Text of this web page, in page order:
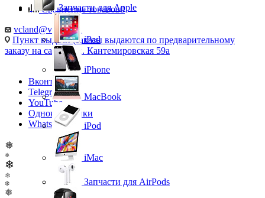
Сравнение товаров0
vcland@vcland.ru
Пункт выдачи (заказы выдаются по предварительному
заказу на сайте), ул. Кантемировская 59а
Вконтакте
Telegram
YouTube
Одноклассники
WhatsApp
❅
❅
❄
❄
❆
❅
Запчасти для Apple
iPad
iPhone
MacBook
iPod
iMac
Запчасти для AirPods